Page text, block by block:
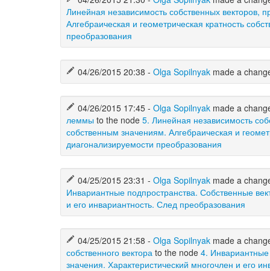
Линейная независимость собственных
Алгебраическая и геометрическая кратность
преобразования
04/26/2015 20:38 - Olga Sopilnyak made a
04/26/2015 17:45 - Olga Sopilnyak made a
леммы to the node 5. Линейная независимость
собственным значениям. Алгебраическая и
диагонализируемости преобразования
04/25/2015 23:31 - Olga Sopilnyak made a
Инвариантные подпространства. Собственные
и его инвариантность. След преобразования
04/25/2015 21:58 - Olga Sopilnyak made a
собственного вектора to the node 4.
значения. Характеристический многочлен и его